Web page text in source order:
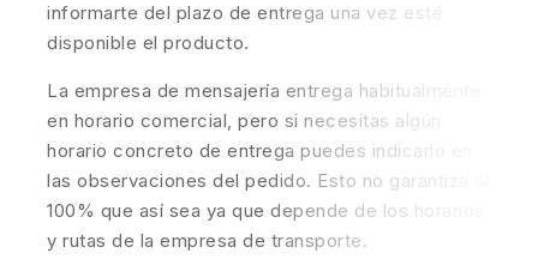
informarte del plazo de entrega una vez esté
disponible el producto.
La empresa de mensajería entrega habitualmente
en horario comercial, pero si necesitas algún
horario concreto de entrega puedes indicarlo en
las observaciones del pedido. Esto no garantiza al
100% que así sea ya que depende de los horarios
y rutas de la empresa de transporte.